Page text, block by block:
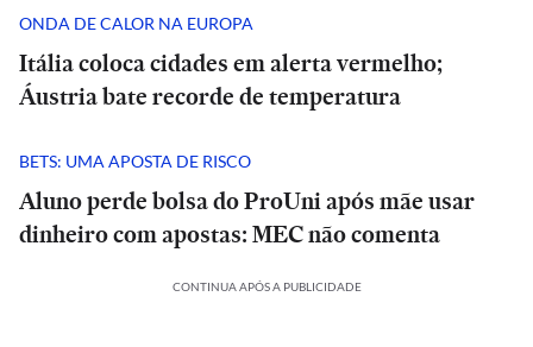
ONDA DE CALOR NA EUROPA
Itália coloca cidades em alerta vermelho;
Áustria bate recorde de temperatura
BETS: UMA APOSTA DE RISCO
Aluno perde bolsa do ProUni após mãe usar
dinheiro com apostas: MEC não comenta
CONTINUA APÓS A PUBLICIDADE